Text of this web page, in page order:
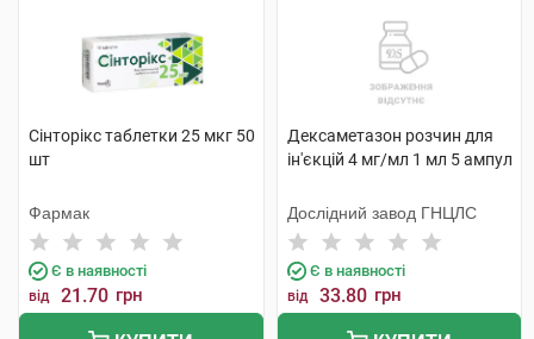
Сінторікс таблетки 25 мкг 50
шт
Фармак
Є в наявності
від 21.70 грн
Дексаметазон розчин для
ін'єкцій 4 мг/мл 1 мл 5 ампул
Дослідний завод ГНЦЛС
Є в наявності
від 33.80 грн